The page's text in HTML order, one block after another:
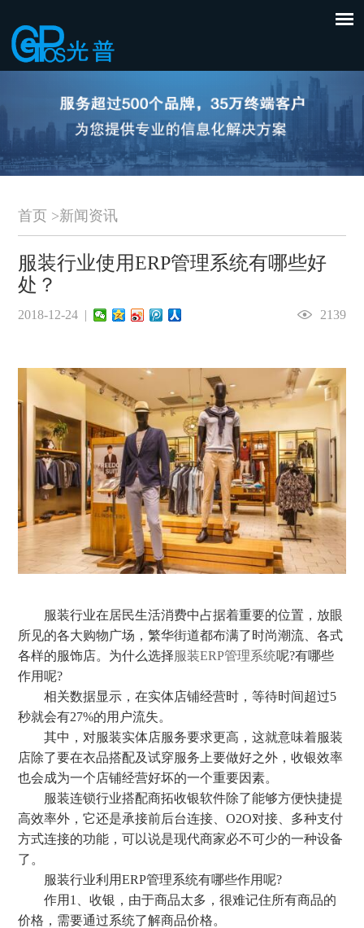
首页 >新闻资讯
服装行业使用ERP管理系统有哪些好
处？
2018-12-24 | 2139
服装行业在居民生活消费中占据着重要的位置，放眼
所见的各大购物广场，繁华街道都布满了时尚潮流、各式
各样的服饰店。为什么选择服装ERP管理系统呢?有哪些
作用呢?
相关数据显示，在实体店铺经营时，等待时间超过5
秒就会有27%的用户流失。
其中，对服装实体店服务要求更高，这就意味着服装
店除了要在衣品搭配及试穿服务上要做好之外，收银效率
也会成为一个店铺经营好坏的一个重要因素。
服装连锁行业搭配商拓收银软件除了能够方便快捷提
高效率外，它还是承接前后台连接、O2O对接、多种支付
方式连接的功能，可以说是现代商家必不可少的一种设备
了。
服装行业利用ERP管理系统有哪些作用呢?
作用1、收银，由于商品太多，很难记住所有商品的
价格，需要通过系统了解商品价格。